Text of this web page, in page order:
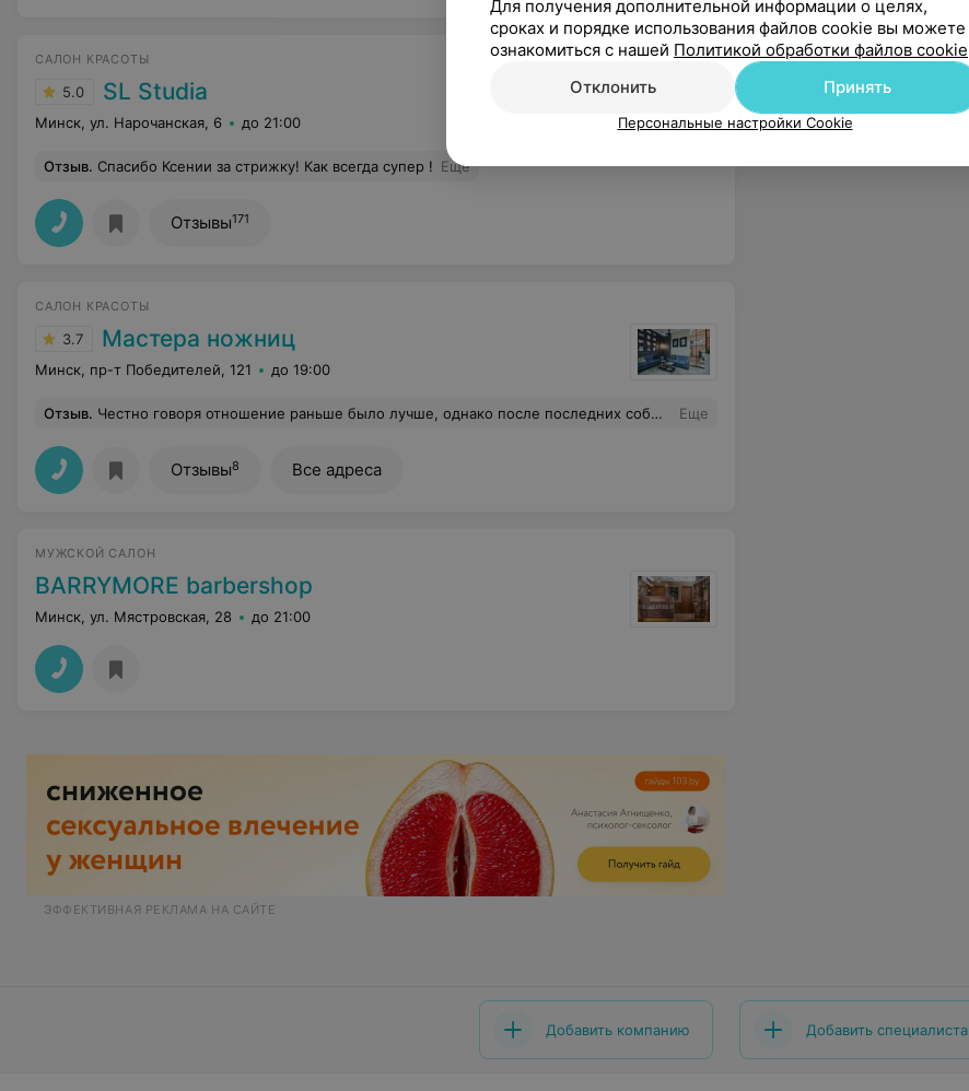
САЛОН КРАСОТЫ
5.0 SL Studia
Минск, ул. Нарочанская, 6 до 21:00
Отзыв. Спасибо Ксении за стрижку! Как всегда супер ! Еще
Отзывы171
САЛОН КРАСОТЫ
3.7 Мастера ножниц
Минск, пр-т Победителей, 121 до 19:00
Отзыв. Честно говоря отношение раньше было лучше, однако после последних событий (а именно: перезванивают уже 4-й месяц) конечно отношение к этому салону красоты изменилось с точностью наоборот. Не советую данный салон, если хотите найти постоянного мастера для себя. Еще
Отзывы8 Все адреса
МУЖСКОЙ САЛОН
BARRYMORE barbershop
Минск, ул. Мястровская, 28 до 21:00
ЭФФЕКТИВНАЯ РЕКЛАМА НА САЙТЕ
Добавить компанию Добавить специалиста
Для получения дополнительной информации о целях,
сроках и порядке использования файлов cookie вы можете
ознакомиться с нашей Политикой обработки файлов cookie
Отклонить
Принять
Персональные настройки Cookie